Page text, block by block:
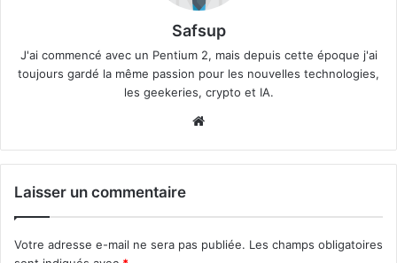
Safsup
J'ai commencé avec un Pentium 2, mais depuis cette époque j'ai
toujours gardé la même passion pour les nouvelles technologies,
les geekeries, crypto et IA.
Website
Laisser un commentaire
Votre adresse e-mail ne sera pas publiée. Les champs obligatoires